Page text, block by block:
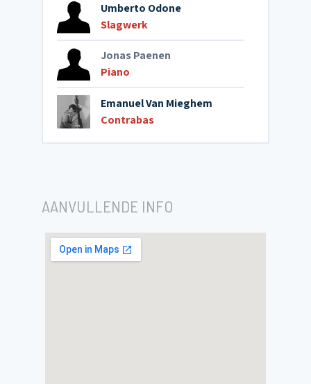
Umberto Odone
Slagwerk
Jonas Paenen
Piano
Emanuel Van Mieghem
Contrabas
AANVULLENDE INFO